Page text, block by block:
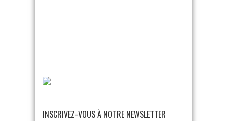
INSCRIVEZ-VOUS À NOTRE NEWSLETTER